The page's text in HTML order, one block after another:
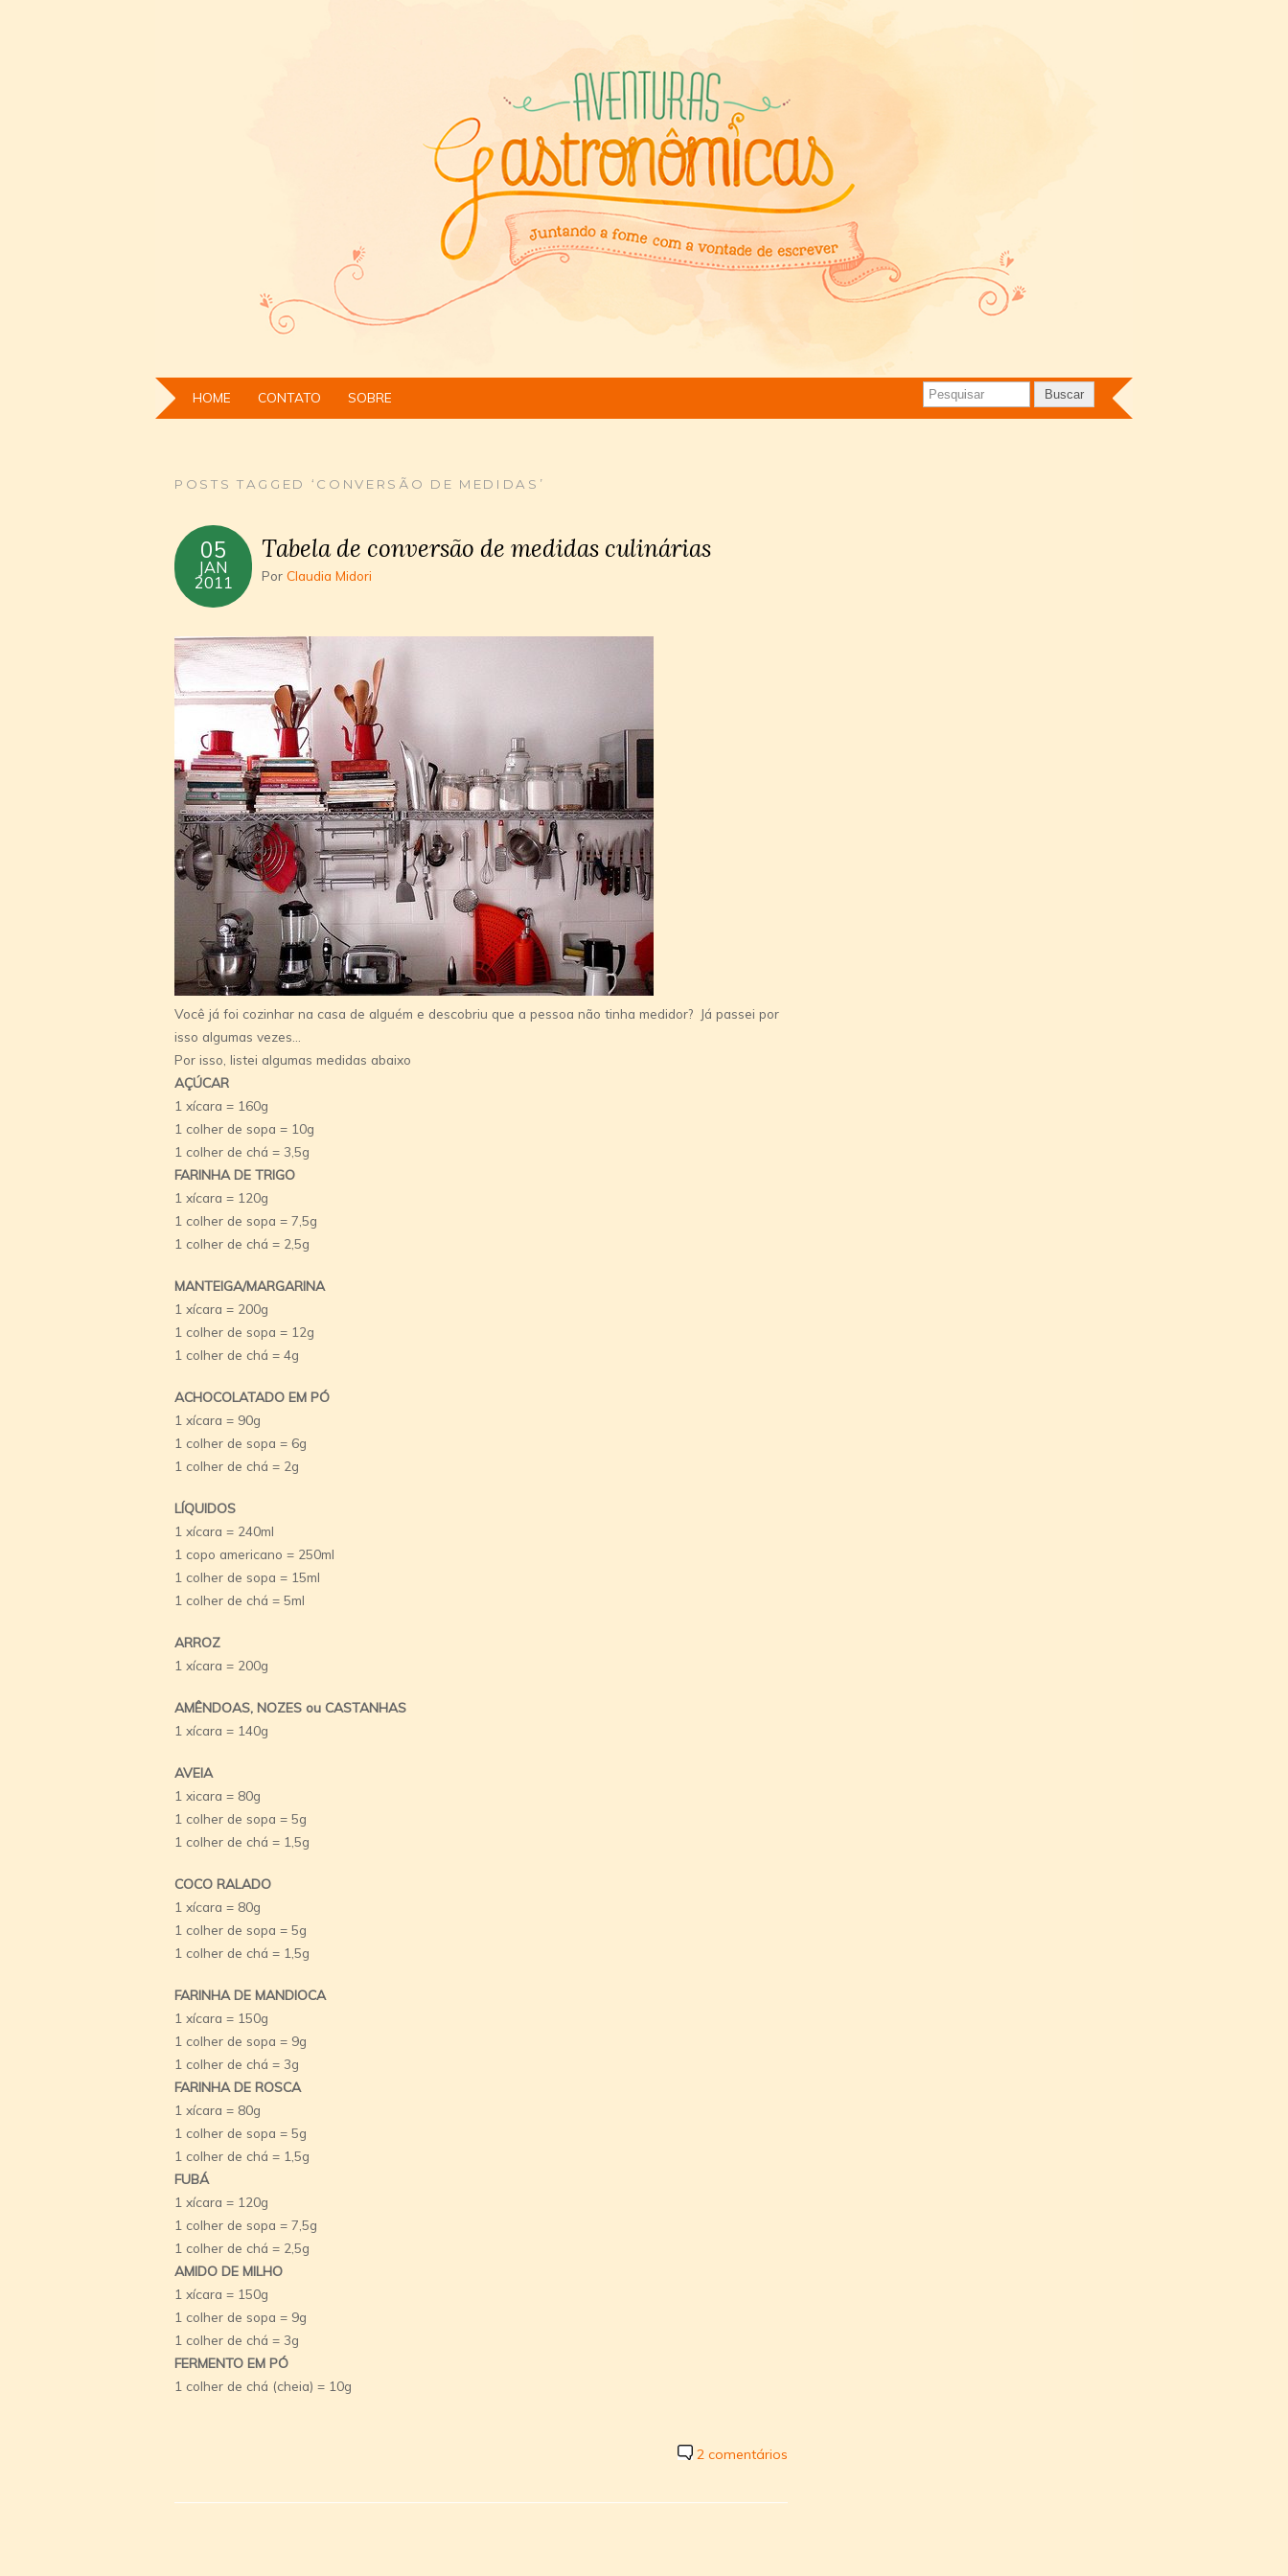
HOME CONTATO SOBRE
POSTS TAGGED ‘CONVERSÃO DE MEDIDAS’
05
JAN
2011
Tabela de conversão de medidas culinárias
Por Claudia Midori
Você já foi cozinhar na casa de alguém e descobriu que a pessoa não tinha medidor? Já passei por
isso algumas vezes…
Por isso, listei algumas medidas abaixo
AÇÚCAR
1 xícara = 160g
1 colher de sopa = 10g
1 colher de chá = 3,5g
FARINHA DE TRIGO
1 xícara = 120g
1 colher de sopa = 7,5g
1 colher de chá = 2,5g
MANTEIGA/MARGARINA
1 xícara = 200g
1 colher de sopa = 12g
1 colher de chá = 4g
ACHOCOLATADO EM PÓ
1 xícara = 90g
1 colher de sopa = 6g
1 colher de chá = 2g
LÍQUIDOS
1 xícara = 240ml
1 copo americano = 250ml
1 colher de sopa = 15ml
1 colher de chá = 5ml
ARROZ
1 xícara = 200g
AMÊNDOAS, NOZES ou CASTANHAS
1 xícara = 140g
AVEIA
1 xicara = 80g
1 colher de sopa = 5g
1 colher de chá = 1,5g
COCO RALADO
1 xícara = 80g
1 colher de sopa = 5g
1 colher de chá = 1,5g
FARINHA DE MANDIOCA
1 xícara = 150g
1 colher de sopa = 9g
1 colher de chá = 3g
FARINHA DE ROSCA
1 xícara = 80g
1 colher de sopa = 5g
1 colher de chá = 1,5g
FUBÁ
1 xícara = 120g
1 colher de sopa = 7,5g
1 colher de chá = 2,5g
AMIDO DE MILHO
1 xícara = 150g
1 colher de sopa = 9g
1 colher de chá = 3g
FERMENTO EM PÓ
1 colher de chá (cheia) = 10g
2 comentários